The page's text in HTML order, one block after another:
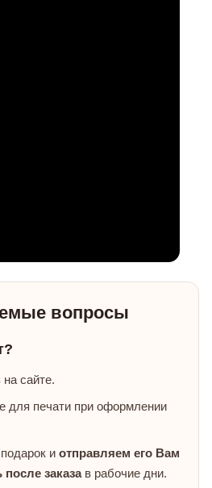
вопросы
сайте.
для печати при оформлении
и отправляем его Вам
заказав рабочие дни.